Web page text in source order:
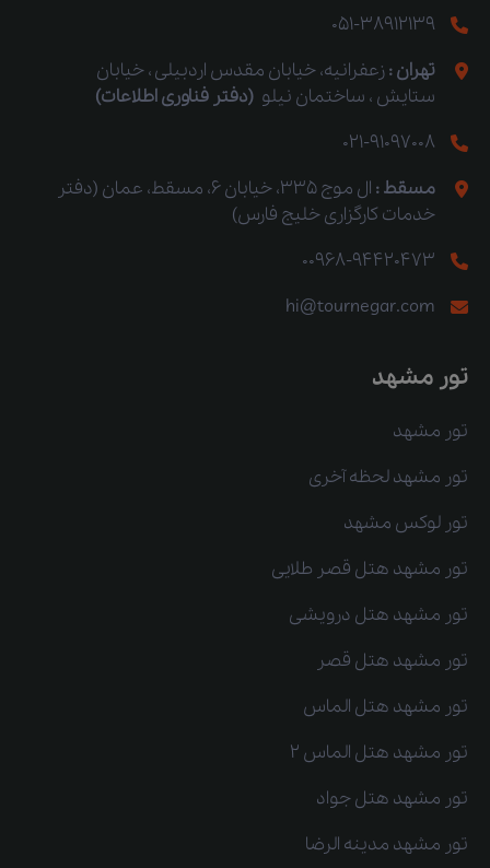
051-38912139
تهران :زعفرانیه، خیابان مقدس اردبیلی ، خیابان
ستایش ، ساختمان نیلو (دفتر فناوری اطلاعات)
021-91097008
مسقط :
ال موج 335، خیابان 6، مسقط، عمان (دفتر
خدمات کارگزاری خلیج فارس)
00968-94420473
hi@tournegar.com
تور مشهد
تور مشهد
تور مشهد لحظه آخری
تور لوکس مشهد
تور مشهد هتل قصر طلایی
تور مشهد هتل درویشی
تور مشهد هتل قصر
تور مشهد هتل الماس
تور مشهد هتل الماس 2
تور مشهد هتل جواد
تور مشهد مدینه الرضا